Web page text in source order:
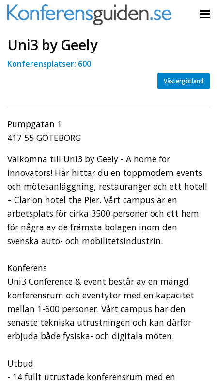
Uni3 by Geely
Konferensplatser: 600
Västergötland
Pumpgatan 1
417 55 GÖTEBORG
Välkomna till Uni3 by Geely - A home for
innovators! Här hittar du en toppmodern events
och mötesanläggning, restauranger och ett hotell
– Clarion hotel the Pier. Vårt campus är en
arbetsplats för cirka 3500 personer och ett hem
för några av de främsta bolagen inom den
svenska auto- och mobilitetsindustrin.
Konferens
Uni3 Conference & event består av en mängd
konferensrum och eventytor med en kapacitet
mellan 1-600 personer. Vårt campus har den
senaste tekniska utrustningen och kan därför
erbjuda både fysiska- och digitala möten.
Utbud
- 14 fullt utrustade konferensrum med en